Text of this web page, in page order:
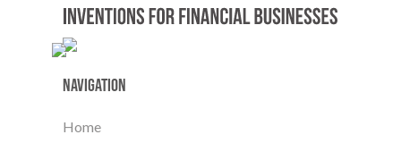
Navigation
Home